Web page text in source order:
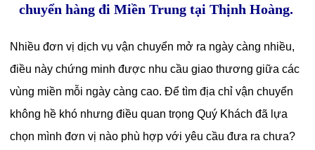
chuyển hàng đi Miền Trung tại Thịnh Hoàng.
Nhiều đơn vị dịch vụ vận chuyển mở ra ngày càng nhiều,
điều này chứng minh được nhu cầu giao thương giữa các
vùng miền mỗi ngày càng cao. Để tìm địa chỉ vận chuyển
không hề khó nhưng điều quan trọng Quý Khách đã lựa
chọn mình đơn vị nào phù hợp với yêu cầu đưa ra chưa?